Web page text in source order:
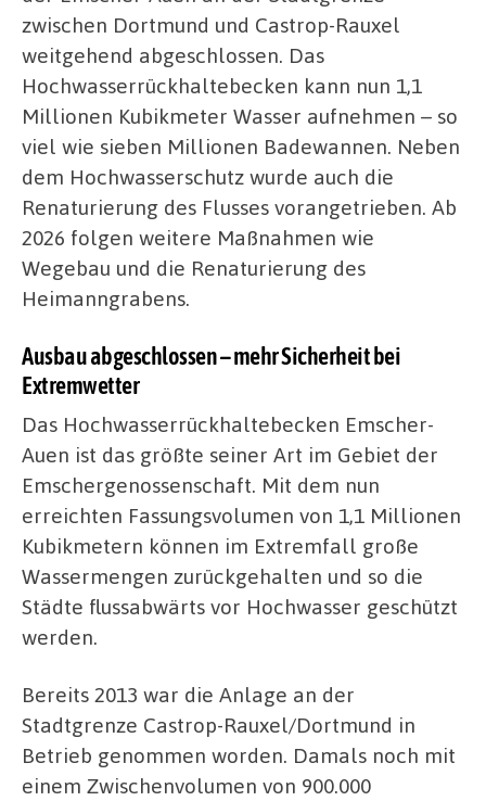
zwischen Dortmund und Castrop-Rauxel
weitgehend abgeschlossen. Das
Hochwasserrückhaltebecken kann nun 1,1
Millionen Kubikmeter Wasser aufnehmen – so
viel wie sieben Millionen Badewannen. Neben
dem Hochwasserschutz wurde auch die
Renaturierung des Flusses vorangetrieben. Ab
2026 folgen weitere Maßnahmen wie
Wegebau und die Renaturierung des
Heimanngrabens.
Ausbau abgeschlossen – mehr Sicherheit bei
Extremwetter
Das Hochwasserrückhaltebecken Emscher-
Auen ist das größte seiner Art im Gebiet der
Emschergenossenschaft. Mit dem nun
erreichten Fassungsvolumen von 1,1 Millionen
Kubikmetern können im Extremfall große
Wassermengen zurückgehalten und so die
Städte flussabwärts vor Hochwasser geschützt
werden.
Bereits 2013 war die Anlage an der
Stadtgrenze Castrop-Rauxel/Dortmund in
Betrieb genommen worden. Damals noch mit
einem Zwischenvolumen von 900.000